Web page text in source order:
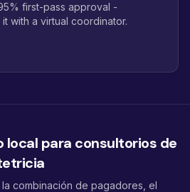
first-pass approval -
with a virtual coordinator.
local para consultorios de
combinación de pagadores, el